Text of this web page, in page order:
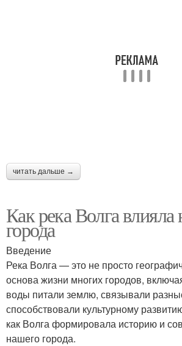
читать дальше →
Как река Волга влияла
города
Введение
Река Волга — это не просто
основа жизни многих городов,
воды питали землю, связывали
способствовали культурному
как Волга формировала историю и
нашего города.